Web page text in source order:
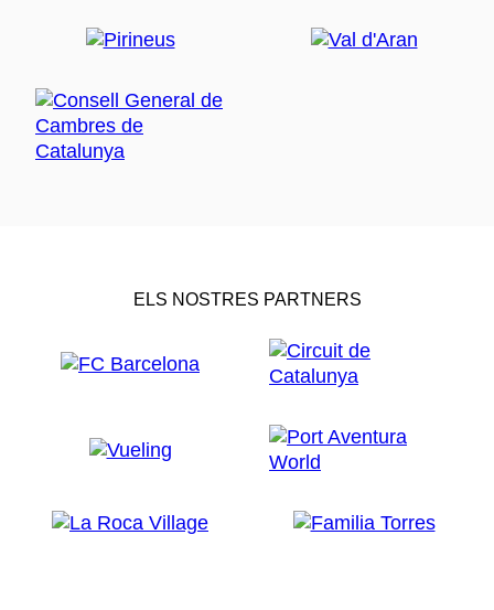
ELS NOSTRES PARTNERS